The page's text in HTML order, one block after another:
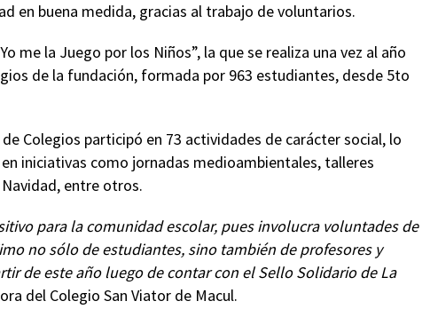
en buena medida, gracias al trabajo de voluntarios.
me la Juego por los Niños”, la que se realiza una vez al año
de la fundación, formada por 963 estudiantes, desde 5to
Colegios participó en 73 actividades de carácter social, lo
iniciativas como jornadas medioambientales, talleres
entre otros.
para la comunidad escolar, pues involucra voluntades de
no sólo de estudiantes, sino también de profesores y
de este año luego de contar con el Sello Solidario de La
del Colegio San Viator de Macul.